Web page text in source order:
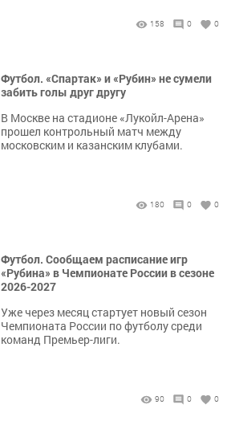
158 0 0
Футбол. «Спартак» и «Рубин» не сумели
забить голы друг другу
В Москве на стадионе «Лукойл-Арена»
прошел контрольный матч между
московским и казанским клубами.
180 0 0
Футбол. Сообщаем расписание игр
«Рубина» в Чемпионате России в сезоне
2026-2027
Уже через месяц стартует новый сезон
Чемпионата России по футболу среди
команд Премьер-лиги.
90 0 0